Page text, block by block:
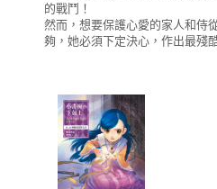
的戰鬥！
然而，想要保護心愛的家人和侍
夠，她必須下定決心，作出最殘